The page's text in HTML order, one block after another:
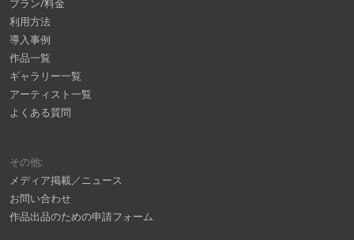
プラン/料金
利用方法
導入事例
作品一覧
ギャラリー一覧
アーティスト一覧
よくある質問
その他:
メディア掲載／ニュース
お問い合わせ
作品出品のための申請フォーム